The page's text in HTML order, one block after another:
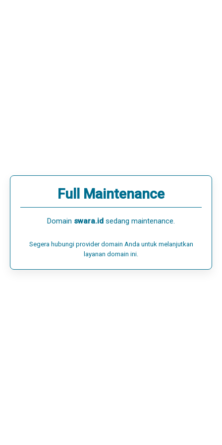
Full Maintenance
Domain swara.id sedang maintenance.
Segera hubungi provider domain Anda untuk melanjutkan
layanan domain ini.